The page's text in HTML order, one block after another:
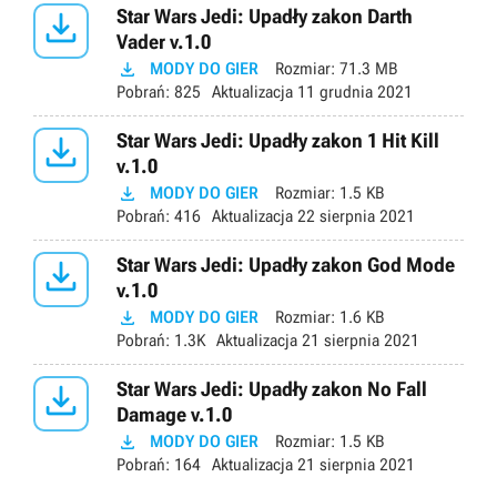

Star Wars Jedi: Upadły zakon Darth
Vader v.1.0
 MODY DO GIER Rozmiar: 71.3 MB
Pobrań: 825 Aktualizacja 11 grudnia 2021

Star Wars Jedi: Upadły zakon 1 Hit Kill
v.1.0
 MODY DO GIER Rozmiar: 1.5 KB
Pobrań: 416 Aktualizacja 22 sierpnia 2021

Star Wars Jedi: Upadły zakon God Mode
v.1.0
 MODY DO GIER Rozmiar: 1.6 KB
Pobrań: 1.3K Aktualizacja 21 sierpnia 2021

Star Wars Jedi: Upadły zakon No Fall
Damage v.1.0
 MODY DO GIER Rozmiar: 1.5 KB
Pobrań: 164 Aktualizacja 21 sierpnia 2021